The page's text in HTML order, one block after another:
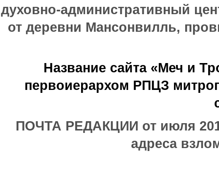
духовно-административный
от деревни Мансонвилль,
Название сайта «Меч и
первоиерархом РПЦЗ
ПОЧТА РЕДАКЦИИ от июля
адреса